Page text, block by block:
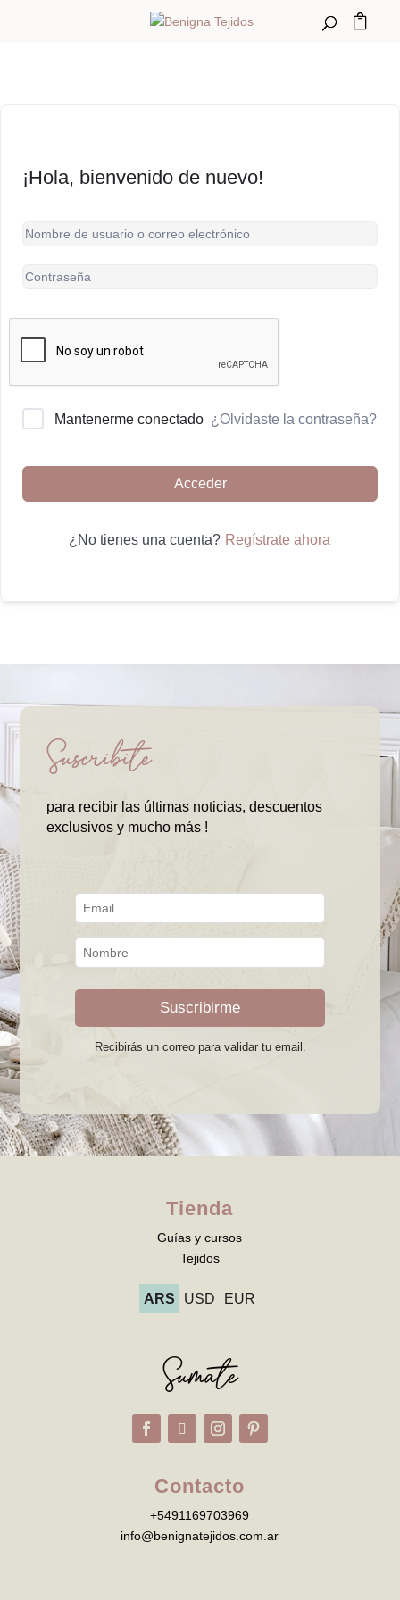
¡Hola, bienvenido de nuevo!
Mantenerme conectado ¿Olvidaste la contraseña?
Acceder
¿No tienes una cuenta? Regístrate ahora
Suscribite
para recibir las últimas noticias, descuentos
exclusivos y mucho más !
Suscribirme
Recibirás un correo para validar tu email.
Tienda
Guías y cursos
Tejidos
ARS USD EUR
Sumate
Contacto
+5491169703969
info@benignatejidos.com.ar